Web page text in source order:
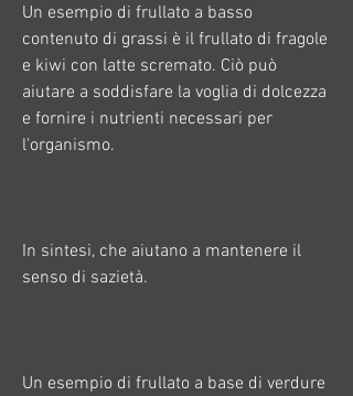
Un esempio di frullato a basso
contenuto di grassi è il frullato di fragole
e kiwi con latte scremato. Ciò può
aiutare a soddisfare la voglia di dolcezza
e fornire i nutrienti necessari per
l'organismo.
In sintesi, che aiutano a mantenere il
senso di sazietà.
Un esempio di frullato a base di verdure